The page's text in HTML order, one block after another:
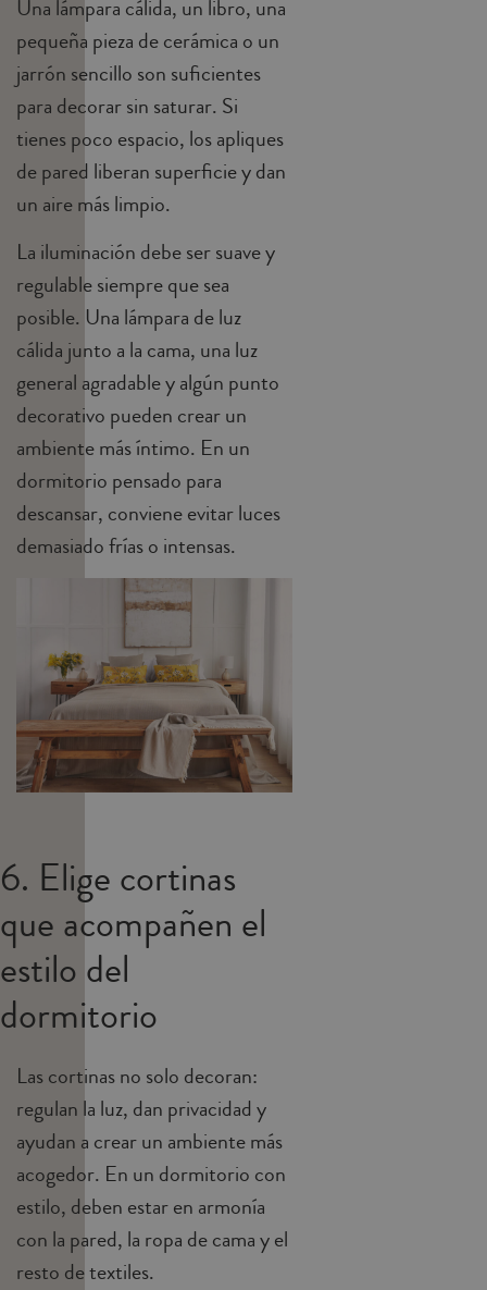
Una lámpara cálida, un libro, una
pequeña pieza de cerámica o un
jarrón sencillo son suficientes
para decorar sin saturar. Si
tienes poco espacio, los apliques
de pared liberan superficie y dan
un aire más limpio.
La iluminación debe ser suave y
regulable siempre que sea
posible. Una lámpara de luz
cálida junto a la cama, una luz
general agradable y algún punto
decorativo pueden crear un
ambiente más íntimo. En un
dormitorio pensado para
descansar, conviene evitar luces
demasiado frías o intensas.
6. Elige cortinas
que acompañen el
estilo del
dormitorio
Las cortinas no solo decoran:
regulan la luz, dan privacidad y
ayudan a crear un ambiente más
acogedor. En un dormitorio con
estilo, deben estar en armonía
con la pared, la ropa de cama y el
resto de textiles.